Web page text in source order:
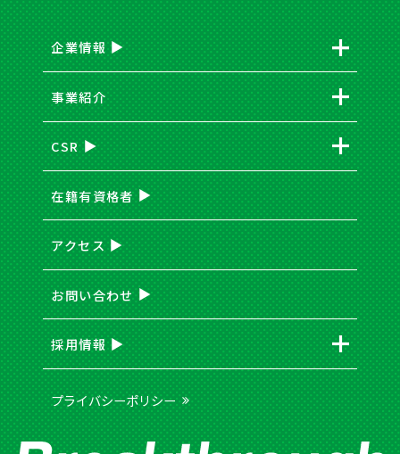
プライバシーポリシー
企業情報
事業紹介
CSR
在籍有資格者
アクセス
お問い合わせ
採用情報